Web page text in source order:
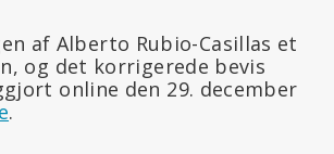
af Alberto Rubio-Casillas et
og det korrigerede bevis
online den 29. december
.